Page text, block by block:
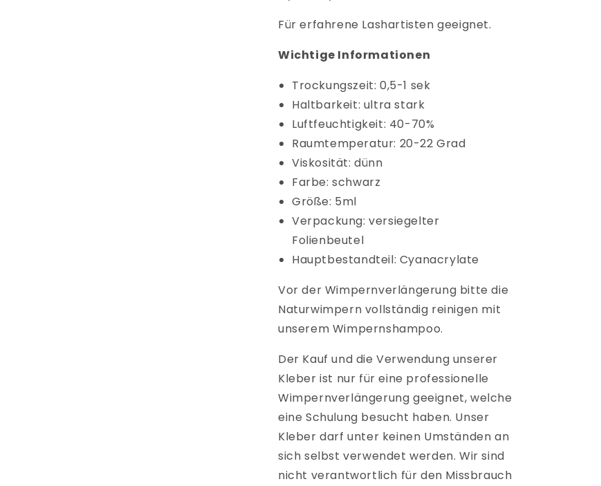
Für erfahrene Lashartisten geeignet.
Wichtige Informationen
Trockungszeit: 0,5-1 sek
Haltbarkeit: ultra stark
Luftfeuchtigkeit: 40-70%
Raumtemperatur: 20-22 Grad
Viskosität: dünn
Farbe: schwarz
Größe: 5ml
Verpackung: versiegelter
Folienbeutel
Hauptbestandteil: Cyanacrylate
Vor der Wimpernverlängerung bitte die
Naturwimpern vollständig reinigen mit
unserem Wimpernshampoo.
Der Kauf und die Verwendung unserer
Kleber ist nur für eine professionelle
Wimpernverlängerung geeignet, welche
eine Schulung besucht haben. Unser
Kleber darf unter keinen Umständen an
sich selbst verwendet werden. Wir sind
nicht verantwortlich für den Missbrauch